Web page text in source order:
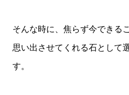
そんな時に、焦らず今できる
思い出させてくれる石として
す。